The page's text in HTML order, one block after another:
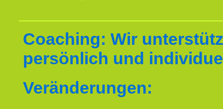
Coaching: Wir
persönlich und
Veränderungen: